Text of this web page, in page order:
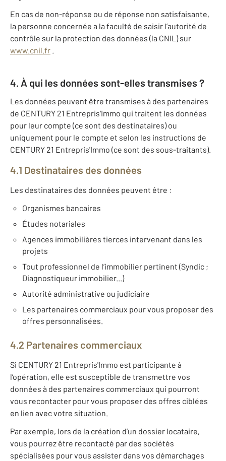
En cas de non-réponse ou de réponse non satisfaisante,
la personne concernée a la faculté de saisir l’autorité de
contrôle sur la protection des données (la CNIL) sur
www.cnil.fr .
4. À qui les données sont-elles transmises ?
Les données peuvent être transmises à des partenaires
de CENTURY 21 Entrepris'Immo qui traitent les données
pour leur compte (ce sont des destinataires) ou
uniquement pour le compte et selon les instructions de
CENTURY 21 Entrepris'Immo (ce sont des sous-traitants).
4.1 Destinataires des données
Les destinataires des données peuvent être :
Organismes bancaires
Études notariales
Agences immobilières tierces intervenant dans les
projets
Tout professionnel de l’immobilier pertinent (Syndic ;
Diagnostiqueur immobilier...)
Autorité administrative ou judiciaire
Les partenaires commerciaux pour vous proposer des
offres personnalisées.
4.2 Partenaires commerciaux
Si CENTURY 21 Entrepris'Immo est participante à
l’opération, elle est susceptible de transmettre vos
données à des partenaires commerciaux qui pourront
vous recontacter pour vous proposer des offres ciblées
en lien avec votre situation.
Par exemple, lors de la création d’un dossier locataire,
vous pourrez être recontacté par des sociétés
spécialisées pour vous assister dans vos démarchages